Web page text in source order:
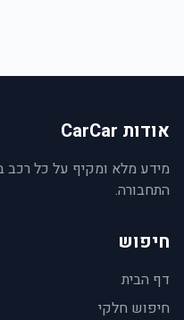
אודות CarCar
מידע מלא ומקיף על כל רכב
התחבורה.
חיפוש
דף הבית
חיפוש חלקי